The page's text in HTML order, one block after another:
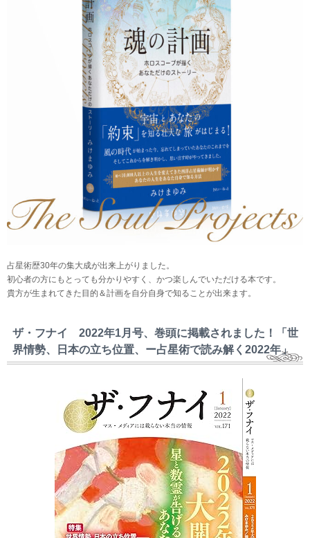
占星術歴30年の集大成が出来上がりました。
初心者の方にもとっても分かりやすく、かつ楽しんでいただける本です。
貴方が生まれてきた目的＆計画を自分自身で知ることが出来ます。
ザ・フナイ 2022年1月号、巻頭に掲載されました！「世
界情勢、日本の立ち位置、ー占星術で読み解く2022年」